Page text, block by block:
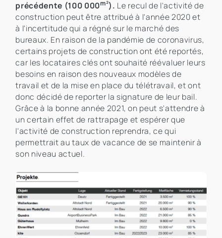
précédente (100 000m²). Le recul de l'activité de
construction peut être attribué à l'année 2020 et
à l'incertitude qui a régné sur le marché des
bureaux. En raison de la pandémie de coronavirus,
certains projets de construction ont été reportés,
car les locataires clés ont souhaité réévaluer leurs
besoins en raison des nouveaux modèles de
travail et de la mise en place du télétravail, et ont
donc décidé de reporter la signature de leur bail.
Grâce à la bonne année 2021, on peut s'attendre à
un certain effet de rattrapage et espérer que
l'activité de construction reprendra, ce qui
permettrait au taux de vacance de se maintenir à
son niveau actuel.